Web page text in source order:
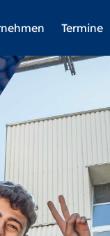
Termine